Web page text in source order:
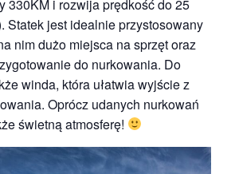
330KM i rozwija prędkość do 25
Statek jest idealnie przystosowany
nim dużo miejsca na sprzęt oraz
do nurkowania. Do
winda, która ułatwia wyjście z
Oprócz udanych nurkowań
świetną atmosferę!